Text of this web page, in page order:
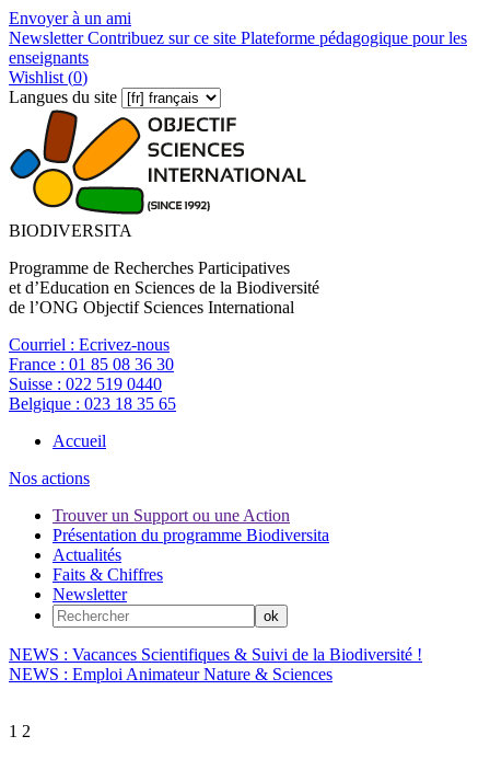
Envoyer à un ami
NewsletterContribuez sur ce site Plateforme pédagogique pour les
enseignants
Wishlist (0)
Langues du site
BIODIVERSITA
Programme de Recherches Participatives
et d’Education en Sciences de la Biodiversité
de l’ONG Objectif Sciences International
Courriel : Ecrivez-nous
France : 01 85 08 36 30
Suisse : 022 519 0440
Belgique : 023 18 35 65
Accueil
Nos actions
Trouver un Support ou une Action
Présentation du programme Biodiversita
Actualités
Faits & Chiffres
Newsletter
NEWS : Vacances Scientifiques & Suivi de la Biodiversité !
NEWS : Emploi Animateur Nature & Sciences
1 2